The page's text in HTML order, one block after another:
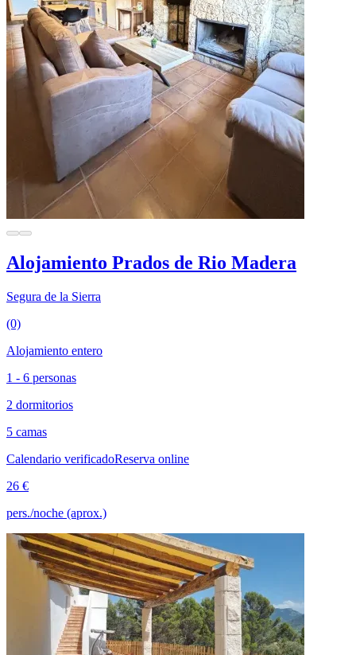
Alojamiento Prados de Rio Madera
Segura de la Sierra
(0)
Alojamiento entero
1 - 6 personas
2 dormitorios
5 camas
Calendario verificadoReserva online
26 €
pers./noche (aprox.)